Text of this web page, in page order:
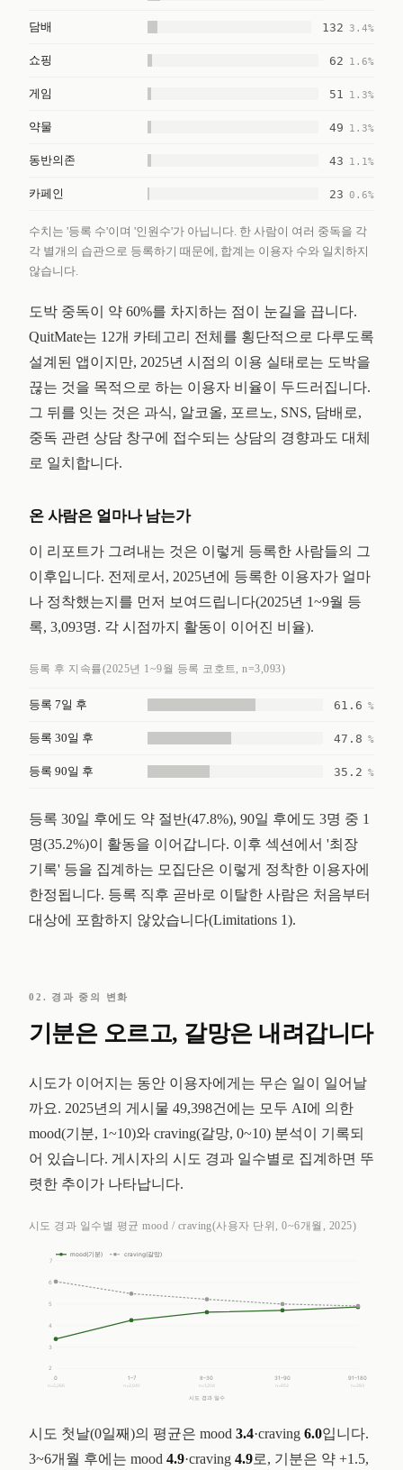
담배 132 3.4%
쇼핑 62 1.6%
게임 51 1.3%
약물 49 1.3%
동반의존 43 1.1%
카페인 23 0.6%
수치는 '등록 수'이며 '인원수'가 아닙니다. 한 사람이 여러 중독을 각
각 별개의 습관으로 등록하기 때문에, 합계는 이용자 수와 일치하지
않습니다.
도박 중독이 약 60%를 차지하는 점이 눈길을 끕니다.
QuitMate는 12개 카테고리 전체를 횡단적으로 다루도록
설계된 앱이지만, 2025년 시점의 이용 실태로는 도박을
끊는 것을 목적으로 하는 이용자 비율이 두드러집니다.
그 뒤를 잇는 것은 과식, 알코올, 포르노, SNS, 담배로,
중독 관련 상담 창구에 접수되는 상담의 경향과도 대체
로 일치합니다.
온 사람은 얼마나 남는가
이 리포트가 그려내는 것은 이렇게 등록한 사람들의 그
이후입니다. 전제로서, 2025년에 등록한 이용자가 얼마
나 정착했는지를 먼저 보여드립니다(2025년 1~9월 등
록, 3,093명. 각 시점까지 활동이 이어진 비율).
등록 후 지속률(2025년 1~9월 등록 코호트, n=3,093)
등록 7일 후 61.6 %
등록 30일 후 47.8 %
등록 90일 후 35.2 %
등록 30일 후에도 약 절반(47.8%), 90일 후에도 3명 중 1
명(35.2%)이 활동을 이어갑니다. 이후 섹션에서 '최장
기록' 등을 집계하는 모집단은 이렇게 정착한 이용자에
한정됩니다. 등록 직후 곧바로 이탈한 사람은 처음부터
대상에 포함하지 않았습니다(Limitations 1).
02. 경과 중의 변화
기분은 오르고, 갈망은 내려갑니다
시도가 이어지는 동안 이용자에게는 무슨 일이 일어날
까요. 2025년의 게시물 49,398건에는 모두 AI에 의한
mood(기분, 1~10)와 craving(갈망, 0~10) 분석이 기록되
어 있습니다. 게시자의 시도 경과 일수별로 집계하면 뚜
렷한 추이가 나타납니다.
시도 경과 일수별 평균 mood / craving(사용자 단위, 0~6개월, 2025)
2
3
4
5
6
7
0 1–7 8–30 31–90 91–180
n=2,266 n=2,041 n=1,204 n=652 n=283
시도 경과 일수
mood(기분) craving(갈망)
시도 첫날(0일째)의 평균은 mood 3.4·craving 6.0입니다.
3~6개월 후에는 mood 4.9·craving 4.9로, 기분은 약 +1.5,